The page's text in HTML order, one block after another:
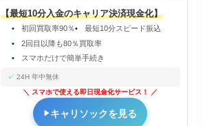
【最短10分入金のキャリア決済現金化】
初回買取率90％
最短10分スピード振込
2回目以降も80％買取率
スマホだけで簡単手続き
24H 年中無休
スマホで使える即日現金化サービス！
キャリソックを見る